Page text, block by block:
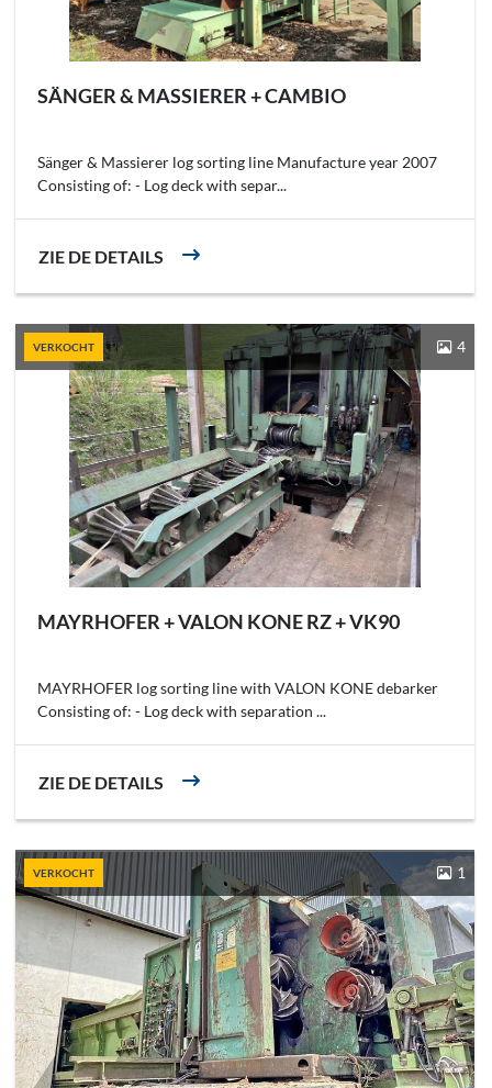
SÄNGER & MASSIERER + CAMBIO
Sänger & Massierer log sorting line Manufacture year 2007
Consisting of: - Log deck with separ...
ZIE DE DETAILS
VERKOCHT 4
MAYRHOFER + VALON KONE RZ + VK90
MAYRHOFER log sorting line with VALON KONE debarker
Consisting of: - Log deck with separation ...
ZIE DE DETAILS
VERKOCHT 1